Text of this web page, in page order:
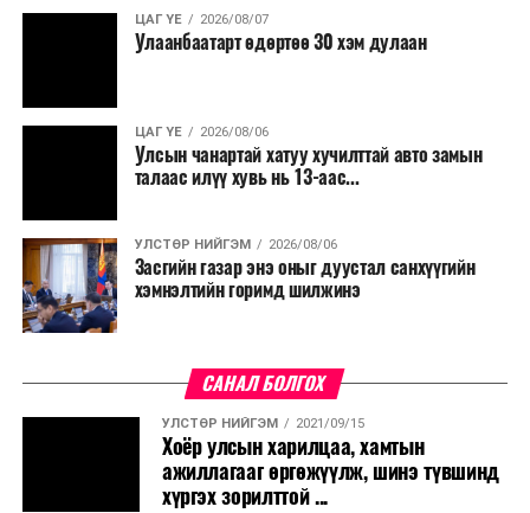
ЦАГ ҮЕ 2026/08/07
Улаанбаатарт өдөртөө 30 хэм дулаан
ЦАГ ҮЕ 2026/08/06
Улсын чанартай хатуу хучилттай авто замын
талаас илүү хувь нь 13-аас...
УЛСТӨР НИЙГЭМ 2026/08/06
Засгийн газар энэ оныг дуустал санхүүгийн
хэмнэлтийн горимд шилжинэ
САНАЛ БОЛГОХ
УЛСТӨР НИЙГЭМ 2021/09/15
Хоёр улсын харилцаа, хамтын
ажиллагааг өргөжүүлж, шинэ түвшинд
хүргэх зорилттой ...